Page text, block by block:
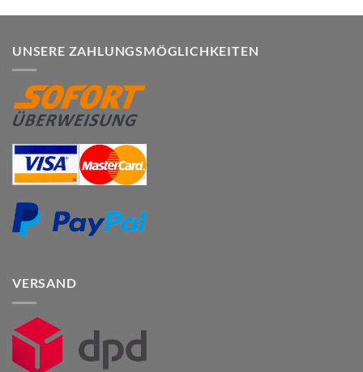
UNSERE ZAHLUNGSMÖGLICHKEITEN
VERSAND